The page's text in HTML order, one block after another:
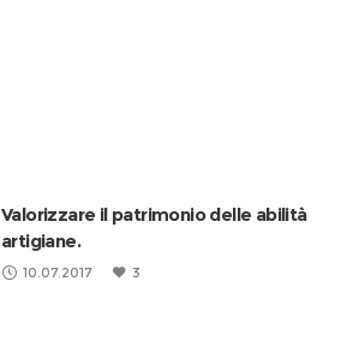
Valorizzare il patrimonio delle abilità
artigiane.
10.07.2017 3